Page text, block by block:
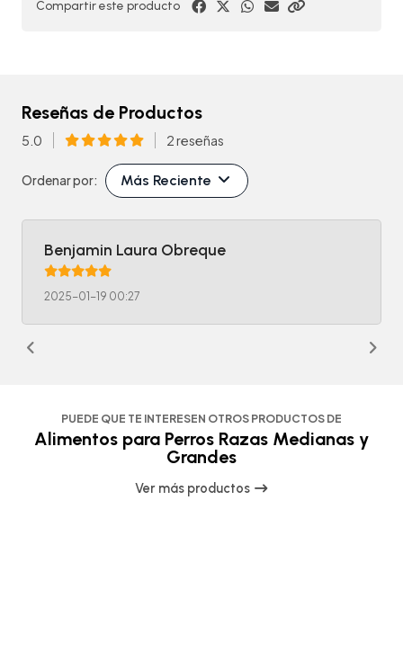
Compartir este producto
Reseñas de Productos
5.0 2 reseñas
Ordenar por: Más Reciente
Benjamin Laura Obreque
2025-01-19 00:27
PUEDE QUE TE INTERESEN OTROS PRODUCTOS DE
Alimentos para Perros Razas Medianas y
Grandes
Ver más productos